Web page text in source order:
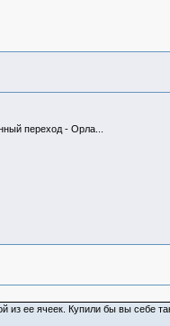
переход - Орла...
из ее ячеек. Купили бы вы себе